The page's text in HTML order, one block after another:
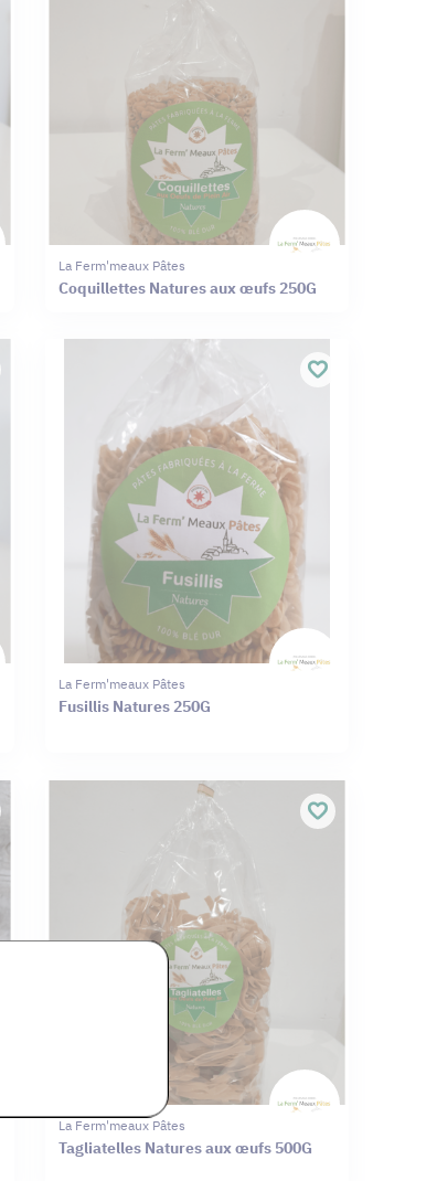
La Ferm'meaux Pâtes
Coquillettes Natures aux œufs 250G
La Ferm'meaux Pâtes
Fusillis Natures 250G
La Ferm'meaux Pâtes
Tagliatelles Natures aux œufs 500G